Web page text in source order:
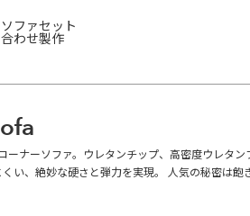
ファセット
わせ製作
ーナーソファ。ウレタンチップ、高密度ウレタ
い、絶妙な硬さと弾力を実現。 人気の秘密は飽